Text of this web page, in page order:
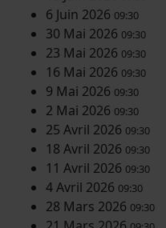
6 Juin 2026 09:30
30 Mai 2026 09:30
23 Mai 2026 09:30
16 Mai 2026 09:30
9 Mai 2026 09:30
2 Mai 2026 09:30
25 Avril 2026 09:30
18 Avril 2026 09:30
11 Avril 2026 09:30
4 Avril 2026 09:30
28 Mars 2026 09:30